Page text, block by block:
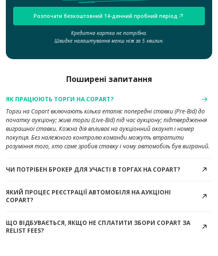
Розпочати безкоштовний 14-денний пробний період
Кредитна картка не потрібна.
Швидке налаштування менш ніж за 5 хвилин.
Поширені запитання
ЯК ПРАЦЮЮТЬ ТОРГИ НА COPART?
Торги на Copart включають кілька етапів: попередні ставки (Pre-Bid) до
початку аукціону; живі торги (Live-Bid) під час аукціону; підтвердження
виграшної ставки. Кожна дія впливає на аукціонний акаунт і номер
покупця. Без належного контролю команди можуть втратити
розуміння того, хто саме зробив ставку і чому автомобіль був виграний.
ЧИ ПОТРІБЕН БРОКЕР ДЛЯ УЧАСТІ В ТОРГАХ НА COPART?
ЯКИЙ ПРОЦЕС РЕЄСТРАЦІЇ АВТОМОБІЛЯ НА АУКЦІОНІ
COPART?
ЩО ВІДБУВАЄТЬСЯ, ЯКЩО НЕ СПЛАТИТИ ЗБОРИ COPART ЗА
RELIST FEES?